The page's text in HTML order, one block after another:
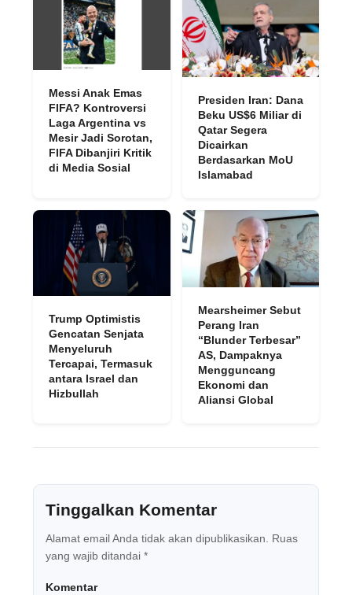
Messi Anak Emas
FIFA? Kontroversi
Laga Argentina vs
Mesir Jadi Sorotan,
FIFA Dibanjiri Kritik
di Media Sosial
Presiden Iran: Dana
Beku US$6 Miliar di
Qatar Segera
Dicairkan
Berdasarkan MoU
Islamabad
Trump Optimistis
Gencatan Senjata
Menyeluruh
Tercapai, Termasuk
antara Israel dan
Hizbullah
Mearsheimer Sebut
Perang Iran
“Blunder Terbesar”
AS, Dampaknya
Mengguncang
Ekonomi dan
Aliansi Global
Tinggalkan Komentar
Alamat email Anda tidak akan dipublikasikan.
Ruas
yang wajib ditandai *
Komentar